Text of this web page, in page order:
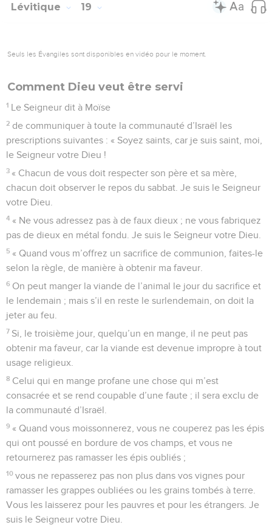
Lévitique 19
Seuls les Évangiles sont disponibles en vidéo pour le moment.
Comment Dieu veut être servi
1 Le Seigneur dit à Moïse
2 de communiquer à toute la communauté d’Israël les
prescriptions suivantes : « Soyez saints, car je suis saint, moi,
le Seigneur votre Dieu !
3 « Chacun de vous doit respecter son père et sa mère,
chacun doit observer le repos du sabbat. Je suis le Seigneur
votre Dieu.
4 « Ne vous adressez pas à de faux dieux ; ne vous fabriquez
pas de dieux en métal fondu. Je suis le Seigneur votre Dieu.
5 « Quand vous m’offrez un sacrifice de communion, faites-le
selon la règle, de manière à obtenir ma faveur.
6 On peut manger la viande de l’animal le jour du sacrifice et
le lendemain ; mais s’il en reste le surlendemain, on doit la
jeter au feu.
7 Si, le troisième jour, quelqu’un en mange, il ne peut pas
obtenir ma faveur, car la viande est devenue impropre à tout
usage religieux.
8 Celui qui en mange profane une chose qui m’est
consacrée et se rend coupable d’une faute ; il sera exclu de
la communauté d’Israël.
9 « Quand vous moissonnerez, vous ne couperez pas les épis
qui ont poussé en bordure de vos champs, et vous ne
retournerez pas ramasser les épis oubliés ;
10 vous ne repasserez pas non plus dans vos vignes pour
ramasser les grappes oubliées ou les grains tombés à terre.
Vous les laisserez pour les pauvres et pour les étrangers. Je
suis le Seigneur votre Dieu.